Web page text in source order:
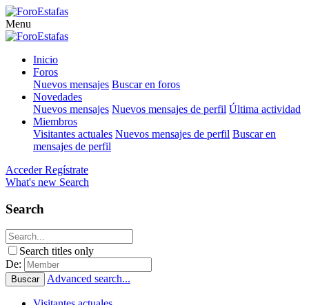
Menu
Inicio
Foros
Nuevos mensajes Buscar en foros
Novedades
Nuevos mensajes Nuevos mensajes de perfil Última actividad
Miembros
Visitantes actuales Nuevos mensajes de perfil Buscar en
mensajes de perfil
Acceder Regístrate
What's new Search
Search
Search titles only
De:
Buscar Advanced search...